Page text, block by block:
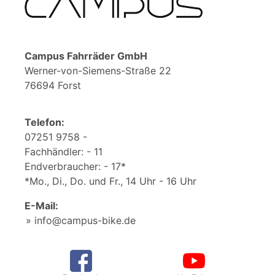
Campus Fahrräder GmbH
Werner-von-Siemens-Straße 22
76694 Forst
Telefon:
07251 9758 -
Fachhändler: - 11
Endverbraucher: - 17*
*Mo., Di., Do. und Fr., 14 Uhr - 16 Uhr
E-Mail:
info@campus-bike.de